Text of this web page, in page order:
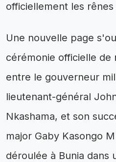
officiellement les
Une nouvelle page
cérémonie officielle de
entre le gouverneur
lieutenant-général
Nkashama, et son
major Gaby Kasongo
déroulée à Bunia dans